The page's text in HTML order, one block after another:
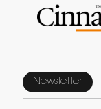
Newsletter